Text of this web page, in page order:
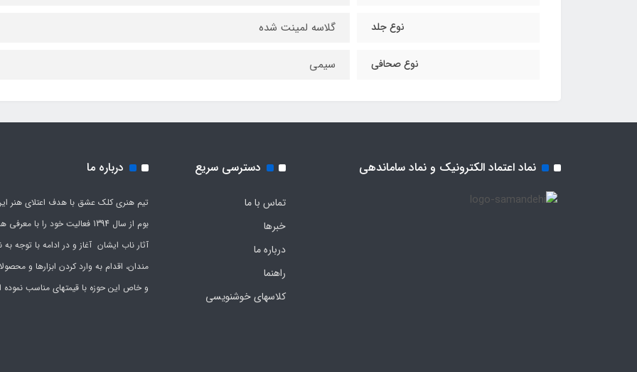
نوع جلد گلاسه لمینت شده
نوع صحافی سیمی
نماد اعتماد الکترونیک و نماد ساماندهی دسترسی سریع
تماس با ما
خبرها
درباره ما
راهنما
کلاسهای خوشنویسی
درباره ما
تیم هنری کلک عشق با هدف اعتلای هنر
بوم از سال 1394 فعالیت خود را با
آثار ناب ایشان آغاز و در ادامه با توجه به
مندان، اقدام به وارد کردن ابزارها و
و خاص این حوزه با قیمتهای مناسب